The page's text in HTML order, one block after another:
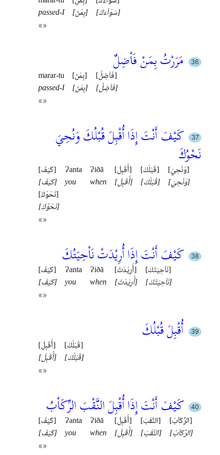
passed-I
[بِمَنْ]
[سَوَاْءَكَ]
«»
مَرَرْتُ بِمَنْ فَاْضِلٌ
marar-tu
passed-I
[بِمَنْ]
[بِمَنْ]
[فَاْضِلٌ]
[فَاْضِلٌ]
«»
كَيْفَ أَنْتَ إِذَا أُقْبِلَ قُبْلُكَ وَنُحِيَ
نَحْوُكَ
[كَيْفَ]
[كَيْفَ]
Ɂanta
you
Ɂiðā
when
[أُقْبِلَ]
[أُقْبِلَ]
[قُبْلُكَ]
[قُبْلُكَ]
[وَنُحِيَ]
[وَنُحِيَ]
[نَحْوُكَ]
[نَحْوُكَ]
«»
كَيْفَ أَنْتَ إِذَا أُرِيْدَتْ نَاْحِيَتُكَ
[كَيْفَ]
[كَيْفَ]
Ɂanta
you
Ɂiðā
when
[أُرِيْدَتْ]
[أُرِيْدَتْ]
[نَاْحِيَتُكَ]
[نَاْحِيَتُكَ]
«»
أُقْبِلَ قُبْلُكَ
[أُقْبِلَ]
[أُقْبِلَ]
[قُبْلُكَ]
[قُبْلُكَ]
«»
كَيْفَ أَنْتَ إِذَا أُقْبِلَ النَّقْبَ الرِّكَاْبُ
[كَيْفَ]
[كَيْفَ]
Ɂanta
you
Ɂiðā
when
[أُقْبِلَ]
[أُقْبِلَ]
[النَّقْبَ]
[النَّقْبَ]
[الرِّكَاْبُ]
[الرِّكَاْبُ]
«»